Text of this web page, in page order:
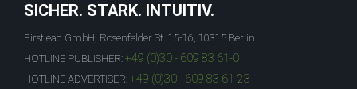
SICHER. STARK. INTUITIV.
Firstlead GmbH, Rosenfelder St. 15-16, 10315 Berlin
HOTLINE PUBLISHER: +49 (0)30 - 609 83 61-0
HOTLINE ADVERTISER: +49 (0)30 - 609 83 61-23